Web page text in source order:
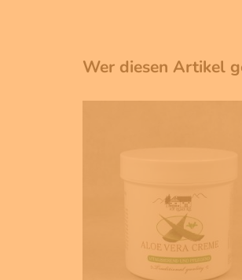
Wer diesen Artikel